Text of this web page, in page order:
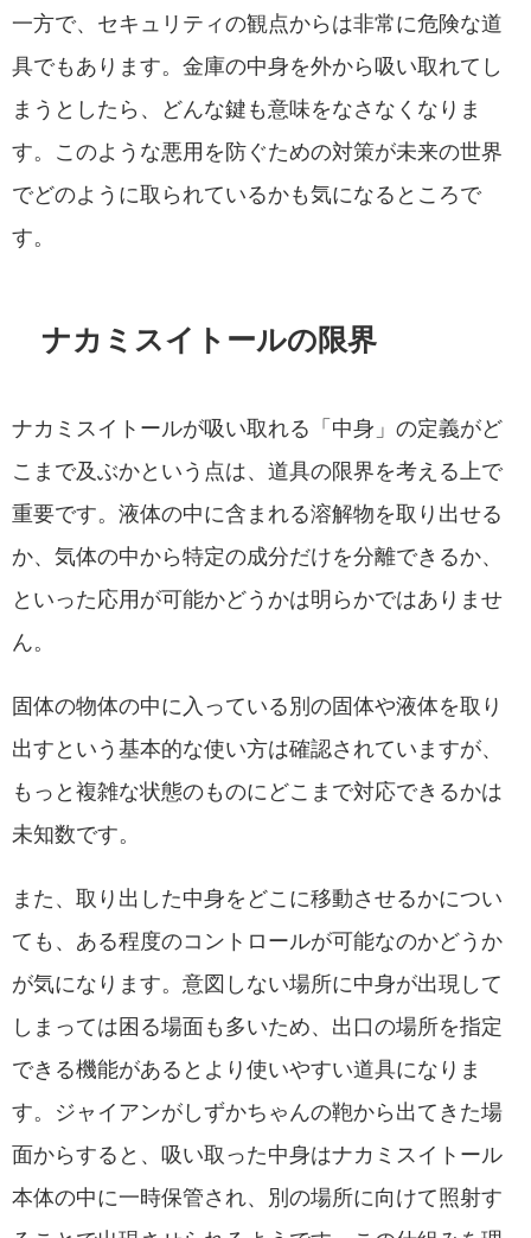
一方で、セキュリティの観点からは非常に危険な道
具でもあります。金庫の中身を外から吸い取れてし
まうとしたら、どんな鍵も意味をなさなくなりま
す。このような悪用を防ぐための対策が未来の世界
でどのように取られているかも気になるところで
す。
ナカミスイトールの限界
ナカミスイトールが吸い取れる「中身」の定義がど
こまで及ぶかという点は、道具の限界を考える上で
重要です。液体の中に含まれる溶解物を取り出せる
か、気体の中から特定の成分だけを分離できるか、
といった応用が可能かどうかは明らかではありませ
ん。
固体の物体の中に入っている別の固体や液体を取り
出すという基本的な使い方は確認されていますが、
もっと複雑な状態のものにどこまで対応できるかは
未知数です。
また、取り出した中身をどこに移動させるかについ
ても、ある程度のコントロールが可能なのかどうか
が気になります。意図しない場所に中身が出現して
しまっては困る場面も多いため、出口の場所を指定
できる機能があるとより使いやすい道具になりま
す。ジャイアンがしずかちゃんの鞄から出てきた場
面からすると、吸い取った中身はナカミスイトール
本体の中に一時保管され、別の場所に向けて照射す